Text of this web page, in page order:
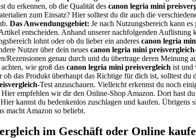
du erkennen, ob die Qualität des canon legria mini
zum Einsatz? Hier solltest du dir auch die
Das Anwendungsgebiet: Je nach Nutzungsbereich kann es
entscheiden. Anhand unserer nachfolgenden
lohnt oder ob du lieber ein anderes canon legria
Nutzer über dein neues canon legria mini preisvergleich
Rezensionen genau durch und du übertrage deren Meinung
wie groß das canon legria mini preisvergleich ist und
ob das Produkt überhaupt das Richtige für dich ist, solltest
-Test anzuschauen. Vielleicht erkennst du noch
empfehlen wir dir den Online-Shop Amazon. Dort hast
kannst du bedenkenlos zuschlagen und kaufen.
macht Amazon so beliebt.
im Geschäft oder Online